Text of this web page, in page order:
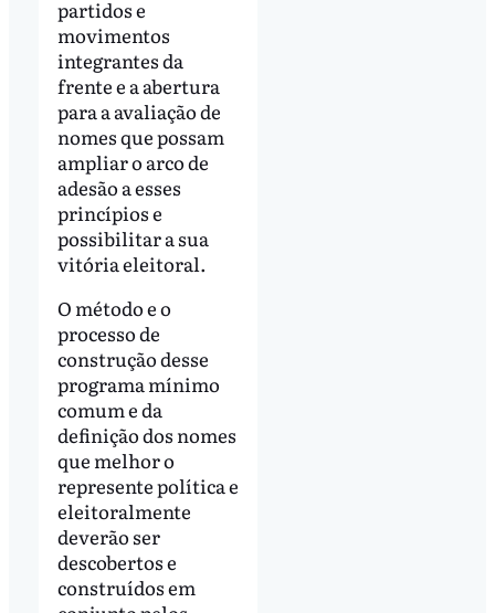
partidos e
movimentos
integrantes da
frente e a abertura
para a avaliação de
nomes que possam
ampliar o arco de
adesão a esses
princípios e
possibilitar a sua
vitória eleitoral.
O método e o
processo de
construção desse
programa mínimo
comum e da
definição dos nomes
que melhor o
represente política e
eleitoralmente
deverão ser
descobertos e
construídos em